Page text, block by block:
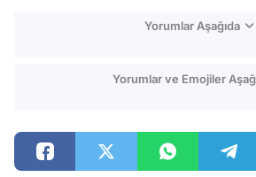
Yorumlar Aşağıda
Yorumlar ve Emojiler